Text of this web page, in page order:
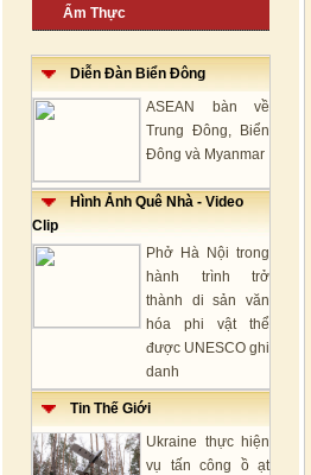
Ẩm Thực
Diễn Đàn Biển Đông
ASEAN bàn về
Trung Đông, Biển
Đông và Myanmar
Hình Ảnh Quê Nhà - Video
Clip
Phở Hà Nội trong
hành trình trở
thành di sản văn
hóa phi vật thể
được UNESCO ghi
danh
Tin Thế Giới
Ukraine thực hiện
vụ tấn công ồ ạt